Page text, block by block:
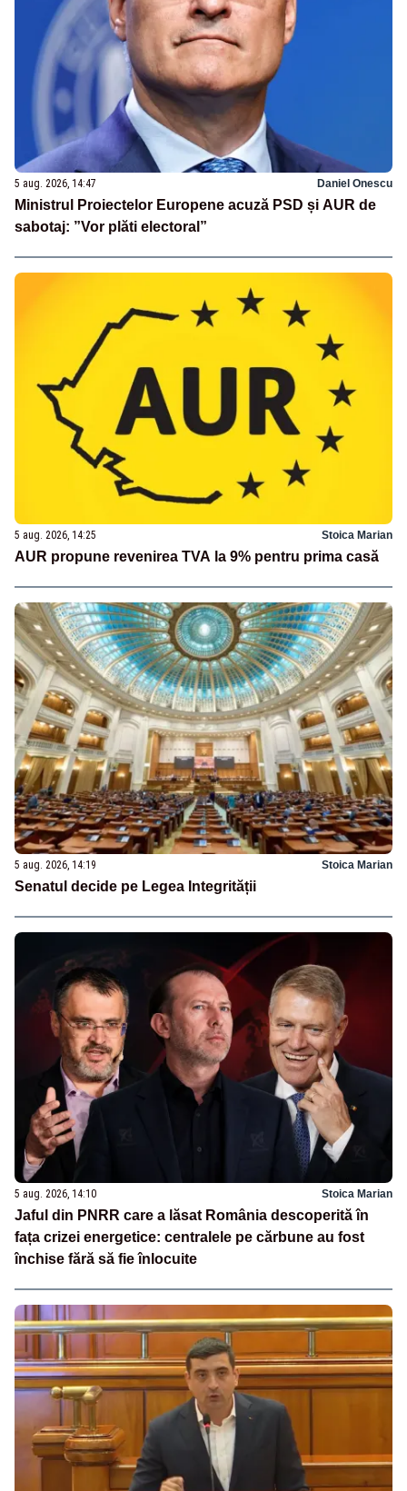
5 aug. 2026, 14:47 Daniel Onescu
Ministrul Proiectelor Europene acuză PSD și AUR de
sabotaj: ”Vor plăti electoral”
5 aug. 2026, 14:25 Stoica Marian
AUR propune revenirea TVA la 9% pentru prima casă
5 aug. 2026, 14:19 Stoica Marian
Senatul decide pe Legea Integrității
5 aug. 2026, 14:10 Stoica Marian
Jaful din PNRR care a lăsat România descoperită în
fața crizei energetice: centralele pe cărbune au fost
închise fără să fie înlocuite